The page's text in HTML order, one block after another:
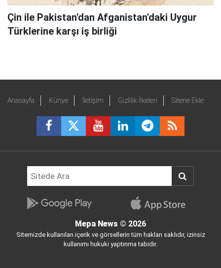
Çin ile Pakistan'dan Afganistan'daki Uygur
Türklerine karşı iş birliği
Anasayfa Künye İletişim Gizlilik İlkeleri Sitene Ekle
Mepa News © 2026
Sitemizde kullanılan içerik ve görsellerin tüm hakları saklıdır, izinsiz
kullanımı hukuki yaptırıma tabidir.